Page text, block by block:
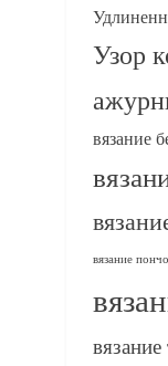
Узор
вязание
вязание пончо